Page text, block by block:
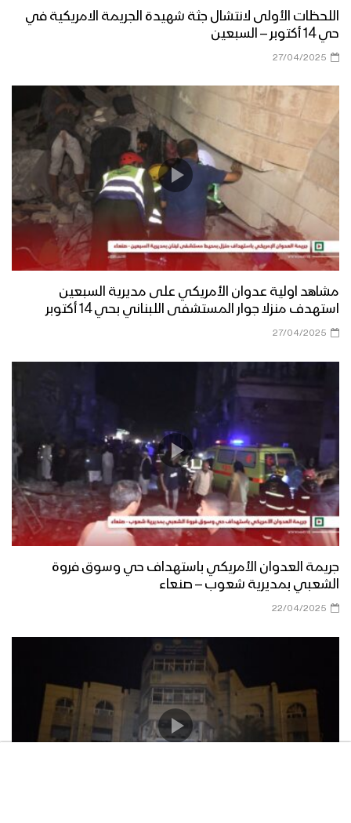
اللحظات الأولى لانتشال جثة شهيدة الجريمة الامريكية في
حي 14 أكتوبر – السبعين
27/04/2025
مشاهد اولية عدوان الأمريكي على مديرية السبعين
استهدف منزلا جوار المستشفى اللبناني بحي 14 أكتوبر
27/04/2025
جريمة العدوان الأمريكي باستهداف حي وسوق فروة
الشعبي بمديرية شعوب – صنعاء
22/04/2025